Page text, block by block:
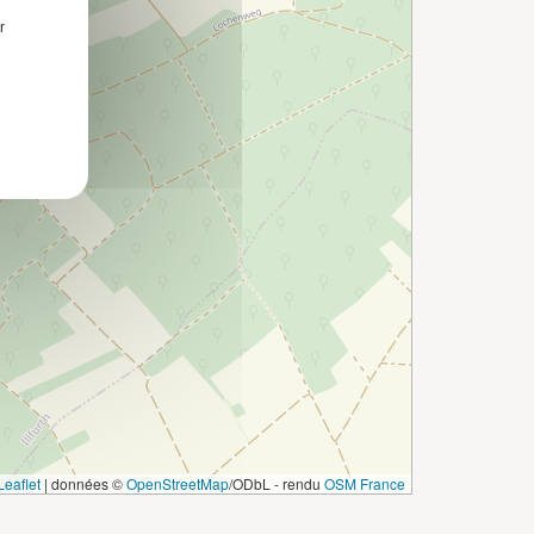
| données ©OpenStreetMap/ODbL - rendu OSM France